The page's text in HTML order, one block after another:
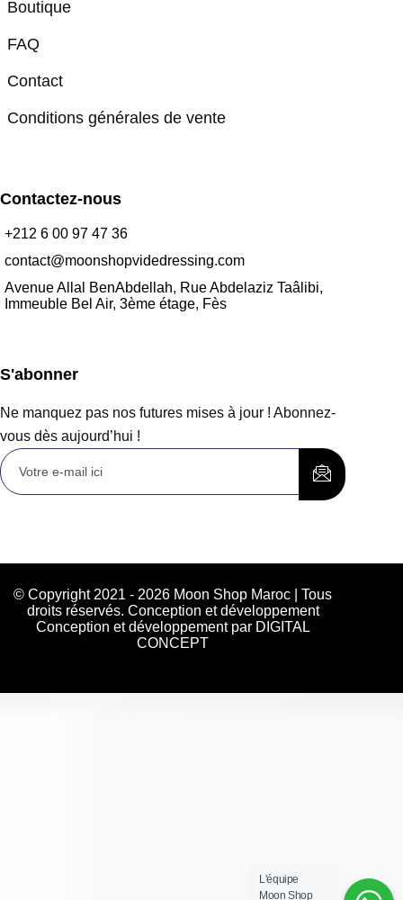
Boutique
FAQ
Contact
Conditions générales de vente
Contactez-nous
+212 6 00 97 47 36
contact@moonshopvidedressing.com
Avenue Allal BenAbdellah, Rue Abdelaziz Taâlibi,
Immeuble Bel Air, 3ème étage, Fès
S'abonner
Ne manquez pas nos futures mises à jour ! Abonnez-
vous dès aujourd’hui !
© Copyright 2021 - 2026 Moon Shop Maroc | Tous
droits réservés. Conception et développement
Conception et développement par DIGITAL
CONCEPT
L'équipe
Moon Shop